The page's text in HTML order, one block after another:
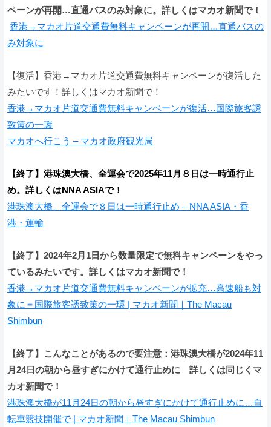
ペーンが再開…直通バスのみ対象に。詳しくはマカオ新聞で！
香港→マカオ片道交通費無料キャンペーンが再開…直通バスの
み対象に
【復活】香港→マカオ片道交通費無料キャンペーンが復活した
みたいです！詳しくはマカオ新聞で！
香港→マカオ片道交通費無料キャンペーンが復活…国際旅客誘
致策の一環
マカオへ行こう – マカオ政府観光局
【終了】港珠澳大橋、全運会で2025年11月８日は一時通行止
め。詳しくはNNA ASIAで！
港珠澳大橋、全運会で８日は一時通行止め – NNA ASIA・香
港・運輸
【終了】2024年2月1日から数量限定で無料キャンペーンをやっ
ているみたいです。詳しくはマカオ新聞で！
香港→マカオ片道交通費無料キャンペーンが拡充…高速船も対
象に＝国際旅客誘致策の一環 | マカオ新聞｜The Macau
Shimbun
【終了】こんなことがあるので要注意：港珠澳大橋が2024年11
月24日の朝から昼すぎにかけて通行止めに 詳しくは同じくマ
カオ新聞で！
港珠澳大橋が11月24日の朝から昼すぎにかけて通行止めに…自
転車競技開催で | マカオ新聞｜The Macau Shimbun